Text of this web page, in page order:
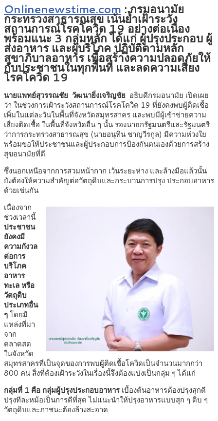
Onlinenewstime.com : กรมอนามัย
กระทรวงสาธารณสุข เน้นย้ำเฝ้าระวัง
สถานการณ์โรคโควิด 19 อย่างต่อเนื่อง
พร้อมแนะ 3 กลุ่มหลัก ได้แก่ ผู้ปรุงประกอบ ผู้
ส่งอาหาร และผู้บริโภค ปฏิบัติตามหลัก
สุขาภิบาลอาหาร เพื่อสร้างความปลอดภัยให้
กับประชาชนในทุกพื้นที่ และลดความเสี่ยง
โรคโควิด 19
นายแพทย์สุวรรณชัย วัฒนายิ่งเจริญชัย อธิบดีกรมอนามัย เปิดเผย
ว่า ในช่วงการเฝ้าระวังสถานการณ์โรคโควิด 19 ที่ยังคงพบผู้ติดเชื้อ
เพิ่มในแต่ละวันในพื้นที่จังหวัดสมุทรสาคร และพบมีผู้เข้าข่ายความ
เสี่ยงติดเชื้อ ในพื้นที่จังหวัดอื่น ๆ นั้น รองนายกรัฐมนตรีและรัฐมนตรี
ว่าการกระทรวงสาธารณสุข (นายอนุทิน ชาญวีรกูล) มีความห่วงใย
พร้อมขอให้ประชาชนและผู้ประกอบการป้องกันตนเองด้วยการสร้าง
สุขอนามัยที่ดี
ซึ่งนอกเหนือจากการสวมหน้ากาก เว้นระยะห่าง และล้างมือแล้วนั้น
ยังต้องให้ความสำคัญต่อวัตถุดิบและกระบวนการปรุง ประกอบอาหาร
ด้วยเช่นกัน
เนื่องจาก
ช่วงเวลานี้
ประชาชน
ยังคงมี
ความกังวล
ต่อการ
บริโภค
อาหาร
ทะเล หรือ
วัตถุดิบ
ประเภทอื่น
ๆโดยมี
แหล่งที่มา
จาก
ตลาดสด
ในจังหวัด
สมุทรสาครที่เป็นจุดของการพบผู้ติดเชื้อโควิดเป็นจำนวนมากกว่า
800 คน สิ่งที่ต้องเฝ้าระวังในเรื่องนี้จึงต้องแบ่งเป็นกลุ่ม ๆ ได้แก่
กลุ่มที่ 1 คือ กลุ่มผู้ปรุงประกอบอาหารเบื้องต้นอาหารต้องปรุงสุกดี
ปรุงทีละหม้อเป็นการดีที่สุด ไม่แนะนำให้ปรุงอาหารแบบสุก ๆ ดิบ ๆ
วัตถุดิบและภาชนะต้องล้างสะอาด